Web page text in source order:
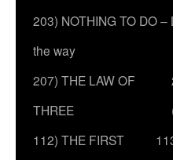
203) NOTHING TO DO –
the way
207) THE LAW OF
THREE
112) THE FIRST